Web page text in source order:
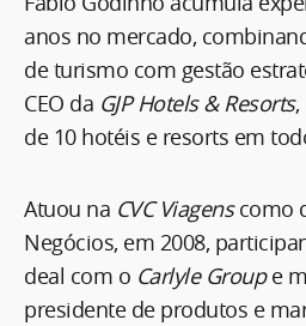
anos no mercado,
de turismo com gestão
CEO da GJP Hotels & Resorts,
de 10 hotéis e resorts em
Atuou na CVC Viagenscomo
Negócios, em 2008,
deal com o Carlyle Groupe
presidente de produtos e